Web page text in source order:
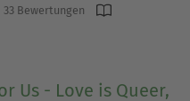
33 Bewertungen
Us - Love is Queer,